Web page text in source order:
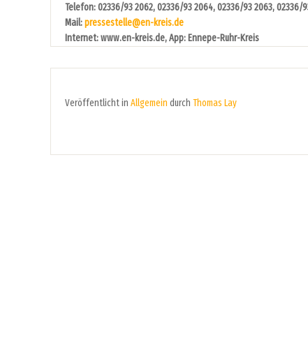
Telefon: 02336/93 2062, 02336/93 2064, 02336/93 2063, 02336/
Mail:pressestelle@en-kreis.de
Internet: www.en-kreis.de, App: Ennepe-Ruhr-Kreis
Veröffentlicht in Allgemein durch Thomas Lay